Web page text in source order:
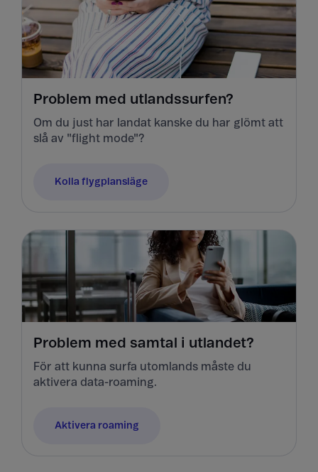
Problem med utlandssurfen?
Om du just har landat kanske du har glömt att
slå av "flight mode"?
Kolla flygplansläge
Problem med samtal i utlandet?
För att kunna surfa utomlands måste du
aktivera data-roaming.
Aktivera roaming